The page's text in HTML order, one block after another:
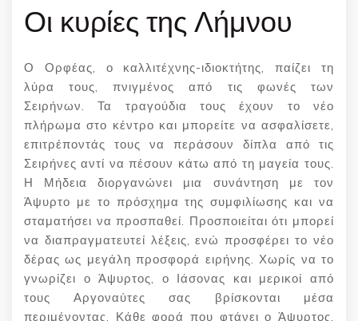
Οι κυρίες της Λήμνου
Ο Ορφέας, ο καλλιτέχνης-ιδιοκτήτης, παίζει τη
λύρα τους, πνιγμένος από τις φωνές των
Σειρήνων. Τα τραγούδια τους έχουν το νέο
πλήρωμα στο κέντρο και μπορείτε να ασφαλίσετε,
επιτρέποντάς τους να περάσουν δίπλα από τις
Σειρήνες αντί να πέσουν κάτω από τη μαγεία τους.
Η Μήδεια διοργανώνει μια συνάντηση με τον
Άψυρτο με το πρόσχημα της συμφιλίωσης και να
σταματήσει να προσπαθεί. Προσποιείται ότι μπορεί
να διαπραγματευτεί λέξεις, ενώ προσφέρει το νέο
δέρας ως μεγάλη προσφορά ειρήνης. Χωρίς να το
γνωρίζει ο Άψυρτος, ο Ιάσονας και μερικοί από
τους Αργοναύτες σας βρίσκονται μέσα
περιμένοντας. Κάθε φορά που φτάνει ο Άψυρτος,